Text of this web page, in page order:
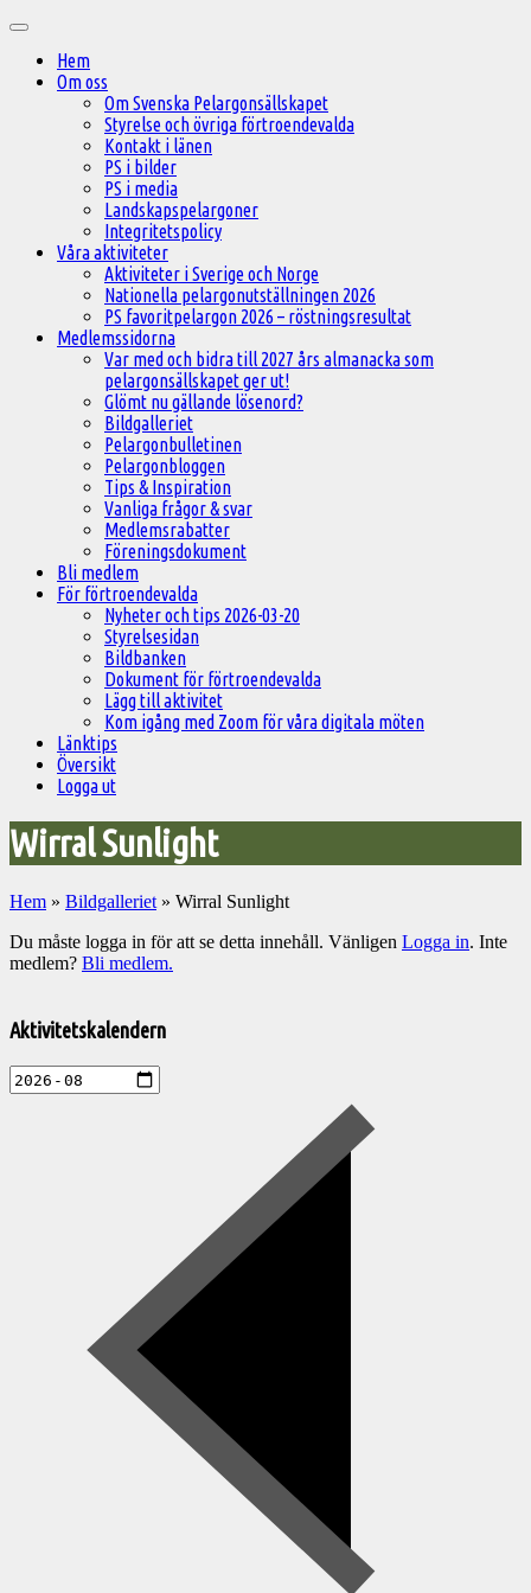
innehåll
Huvudmeny
Hem
Om oss
Om Svenska Pelargonsällskapet
Styrelse och övriga förtroendevalda
Kontakt i länen
PS i bilder
PS i media
Landskapspelargoner
Integritetspolicy
Våra aktiviteter
Aktiviteter i Sverige och Norge
Nationella pelargonutställningen 2026
PS favoritpelargon 2026 – röstningsresultat
Medlemssidorna
Var med och bidra till 2027 års almanacka som
pelargonsällskapet ger ut!
Glömt nu gällande lösenord?
Bildgalleriet
Pelargonbulletinen
Pelargonbloggen
Tips & Inspiration
Vanliga frågor & svar
Medlemsrabatter
Föreningsdokument
Bli medlem
För förtroendevalda
Nyheter och tips 2026-03-20
Styrelsesidan
Bildbanken
Dokument för förtroendevalda
Lägg till aktivitet
Kom igång med Zoom för våra digitala möten
Länktips
Översikt
Logga ut
Wirral Sunlight
Hem » Bildgalleriet » Wirral Sunlight
Du måste logga in för att se detta innehåll. Vänligen Logga in. Inte
medlem? Bli medlem.
till
aktiviteter
Aktivitetskalendern